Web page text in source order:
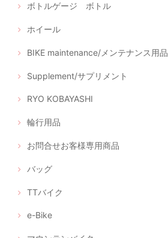
ボトルゲージ ボトル
ホイール
BIKE maintenance/メンテナンス用品
Supplement/サプリメント
RYO KOBAYASHI
輪行用品
お問合せお客様専用商品
バッグ
TTバイク
e-Bike